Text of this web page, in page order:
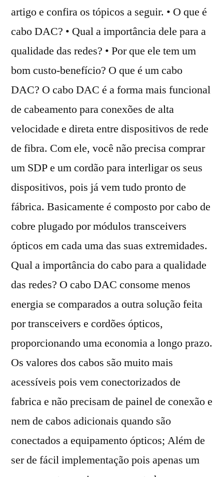
artigo e confira os tópicos a seguir. • O que é
cabo DAC? • Qual a importância dele para a
qualidade das redes? • Por que ele tem um
bom custo-benefício? O que é um cabo
DAC? O cabo DAC é a forma mais funcional
de cabeamento para conexões de alta
velocidade e direta entre dispositivos de rede
de fibra. Com ele, você não precisa comprar
um SDP e um cordão para interligar os seus
dispositivos, pois já vem tudo pronto de
fábrica. Basicamente é composto por cabo de
cobre plugado por módulos transceivers
ópticos em cada uma das suas extremidades.
Qual a importância do cabo para a qualidade
das redes? O cabo DAC consome menos
energia se comparados a outra solução feita
por transceivers e cordões ópticos,
proporcionando uma economia a longo prazo.
Os valores dos cabos são muito mais
acessíveis pois vem conectorizados de
fabrica e não precisam de painel de conexão e
nem de cabos adicionais quando são
conectados a equipamento ópticos; Além de
ser de fácil implementação pois apenas um